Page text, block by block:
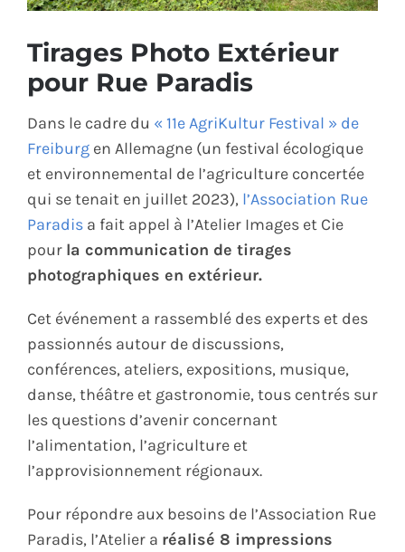
CONTACT
Tirages Photo Extérieur
pour Rue Paradis
Dans le cadre du « 11e AgriKultur Festival » de
Freiburg en Allemagne (un festival écologique
et environnemental de l’agriculture concertée
qui se tenait en juillet 2023), l’Association Rue
Paradis a fait appel à l’Atelier Images et Cie
pour la communication de tirages
photographiques en extérieur.
Cet événement a rassemblé des experts et des
passionnés autour de discussions,
conférences, ateliers, expositions, musique,
danse, théâtre et gastronomie, tous centrés sur
les questions d’avenir concernant
l’alimentation, l’agriculture et
l’approvisionnement régionaux.
Pour répondre aux besoins de l’Association Rue
Paradis, l’Atelier a réalisé 8 impressions